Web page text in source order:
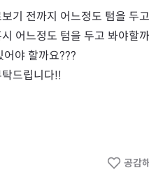
기 전까지 어느정도 텀을 두고
어느정도 텀을 두고 봐야할
야 할까요???
드립니다!!
공감